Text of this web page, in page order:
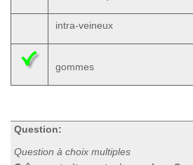
intra-veineux
gommes
Question:
Question à choix multiples